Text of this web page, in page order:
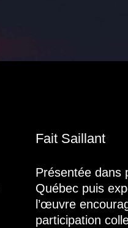
Fait Saillant
Présentée dans
Québec puis
l’œuvre
participation